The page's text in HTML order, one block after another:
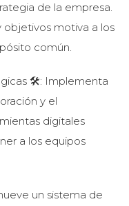
de la empresa.
objetivos motiva a los
común.
🛠️: Implementa
y el
digitales
a los equipos
un sistema de